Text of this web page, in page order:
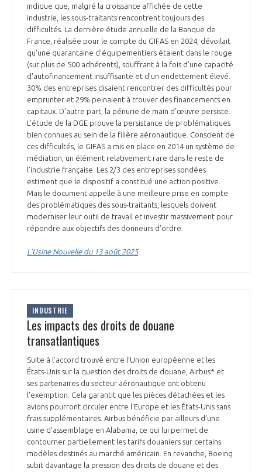
COMPÉTITIVITÉ
EMPLOI & FORMATION
ENVIRONNEMENT
INNOVATION
INTERNATIONALISATION
LES PUBLICATIONS
DOCUMENTS & BROCHURES
RAPPORTS D'ACTIVITÉS
indique que, malgré la croissance affichée de cette
industrie, les sous-traitants rencontrent toujours des
difficultés. La dernière étude annuelle de la Banque de
France, réalisée pour le compte du GIFAS en 2024, dévoilait
qu’une quarantaine d’équipementiers étaient dans le rouge
(sur plus de 500 adhérents), souffrant à la fois d’une capacité
d'autofinancement insuffisante et d’un endettement élevé.
30% des entreprises disaient rencontrer des difficultés pour
emprunter et 29% peinaient à trouver des financements en
capitaux. D’autre part, la pénurie de main d’œuvre persiste.
L’étude de la DGE prouve la persistance de problématiques
bien connues au sein de la filière aéronautique. Conscient de
ces difficultés, le GIFAS a mis en place en 2014 un système de
médiation, un élément relativement rare dans le reste de
l’industrie française. Les 2/3 des entreprises sondées
estiment que le dispositif a constitué une action positive.
Mais le document appelle à une meilleure prise en compte
des problématiques des sous-traitants, lesquels doivent
moderniser leur outil de travail et investir massivement pour
répondre aux objectifs des donneurs d’ordre.
L’Usine Nouvelle du 13 août 2025
INDUSTRIE
Les impacts des droits de douane
transatlantiques
Suite à l’accord trouvé entre l’Union européenne et les
États-Unis sur la question des droits de douane, Airbus* et
ses partenaires du secteur aéronautique ont obtenu
l'exemption. Cela garantit que les pièces détachées et les
avions pourront circuler entre l'Europe et les États-Unis sans
frais supplémentaires. Airbus bénéficie par ailleurs d’une
usine d’assemblage en Alabama, ce qui lui permet de
contourner partiellement les tarifs douaniers sur certains
modèles destinés au marché américain. En revanche, Boeing
subit davantage la pression des droits de douane et des